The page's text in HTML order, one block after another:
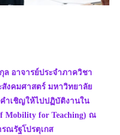
อาจารย์ประจำภาควิชา
งคมศาสตร์ มหาวิทยาลัย
ำเชิญให้ไปปฏิบัติงานใน
Mobility for Teaching) ณ
ณรัฐโปรตุเกส